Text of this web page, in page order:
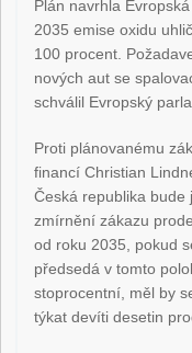
Plán navrhla
2035 emise oxidu
100 procent.
nových aut se
schválil Evropský
Proti plánovanému
financí Christian
Česká republika bude
zmírnění zákazu
od roku 2035, pokud
předsedá v tomto
stoprocentní, měl by
týkat devíti desetin